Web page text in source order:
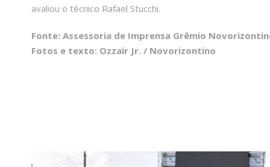
avaliou o técnico Rafael Stucchi.
Fonte: Assessoria de Imprensa Grêmio
Fotos e texto: Ozzair Jr. / Novorizontino